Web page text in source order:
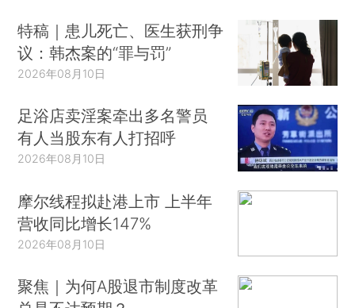
特稿｜患儿死亡、医生获刑争
议：韩杰案的“罪与罚”
2026年08月10日
足浴店卖淫案牵出多名警员
有人当股东有人打招呼
2026年08月10日
摩尔线程拟赴港上市 上半年
营收同比增长147%
2026年08月10日
聚焦｜为何A股退市制度改革